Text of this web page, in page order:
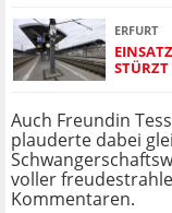
ERFURT
STÜRZT
Auch Freundin
plauderte dabei
voller
Kommentaren.